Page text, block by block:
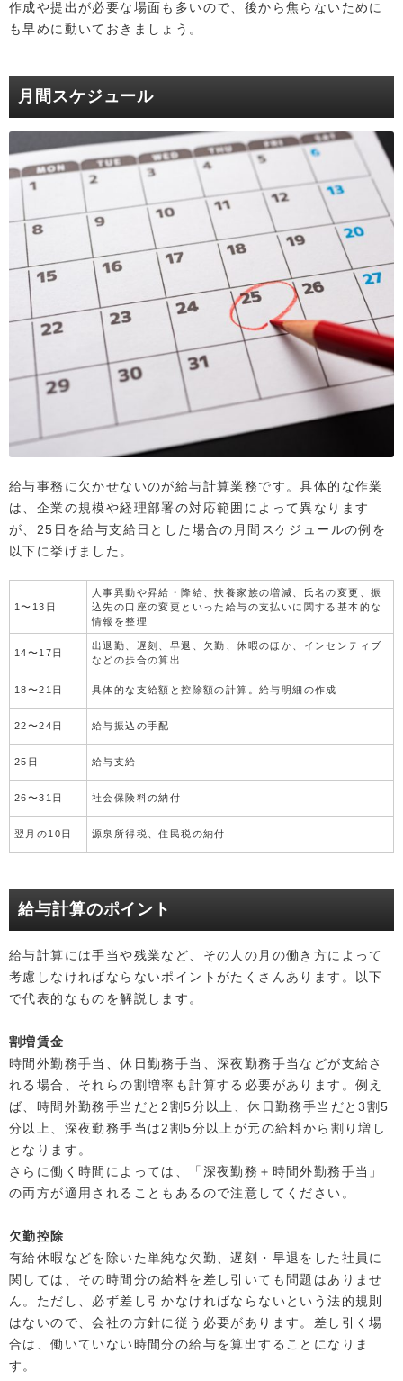
作成や提出が必要な場面も多いので、後から焦らないために
も早めに動いておきましょう。
月間スケジュール
給与事務に欠かせないのが給与計算業務です。具体的な作業
は、企業の規模や経理部署の対応範囲によって異なります
が、25日を給与支給日とした場合の月間スケジュールの例を
以下に挙げました。
1〜13日
人事異動や昇給・降給、扶養家族の増減、氏名の変更、振
込先の口座の変更といった給与の支払いに関する基本的な
情報を整理
14〜17日
出退勤、遅刻、早退、欠勤、休暇のほか、インセンティブ
などの歩合の算出
18〜21日 具体的な支給額と控除額の計算。給与明細の作成
22〜24日 給与振込の手配
25日 給与支給
26〜31日 社会保険料の納付
翌月の10日 源泉所得税、住民税の納付
給与計算のポイント
給与計算には手当や残業など、その人の月の働き方によって
考慮しなければならないポイントがたくさんあります。以下
で代表的なものを解説します。
割増賃金
時間外勤務手当、休日勤務手当、深夜勤務手当などが支給さ
れる場合、それらの割増率も計算する必要があります。例え
ば、時間外勤務手当だと2割5分以上、休日勤務手当だと3割5
分以上、深夜勤務手当は2割5分以上が元の給料から割り増し
となります。
さらに働く時間によっては、「深夜勤務＋時間外勤務手当」
の両方が適用されることもあるので注意してください。
欠勤控除
有給休暇などを除いた単純な欠勤、遅刻・早退をした社員に
関しては、その時間分の給料を差し引いても問題はありませ
ん。ただし、必ず差し引かなければならないという法的規則
はないので、会社の方針に従う必要があります。差し引く場
合は、働いていない時間分の給与を算出することになりま
す。